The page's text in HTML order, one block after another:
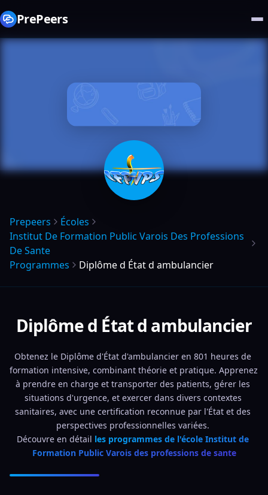
PrePeers
Prepeers
Écoles
Institut De Formation Public Varois Des Professions
De Sante
Programmes
Diplôme d État d ambulancier
Diplôme d État d ambulancier
Obtenez le Diplôme d'État d'ambulancier en 801 heures de
formation intensive, combinant théorie et pratique. Apprenez
à prendre en charge et transporter des patients, gérer les
situations d'urgence, et exercer dans divers contextes
sanitaires, avec une certification reconnue par l'État et des
perspectives professionnelles variées.
Découvre en détail les programmes de l'école Institut de
Formation Public Varois des professions de sante